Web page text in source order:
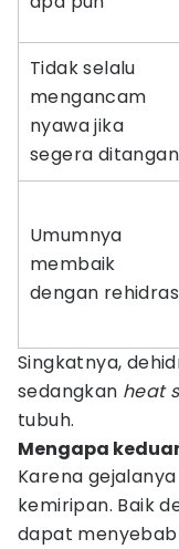
Tidak selalu
mengancam
nyawa jika
segera
Umumnya
membaik
dengan
Singkatnya,
sedangkan heat
tubuh.
Mengapa
Karena
kemiripan. Baik
dapat